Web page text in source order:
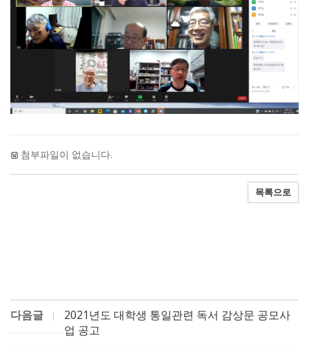
첨부파일이 없습니다.
목록으로
다음글
2021년도 대학생 통일관련 독서 감상문 공모사
업 공고